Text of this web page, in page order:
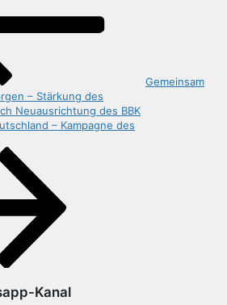
Gemeinsam
– Stärkung des
Neuausrichtung des BBK
– Kampagne des
Kanal